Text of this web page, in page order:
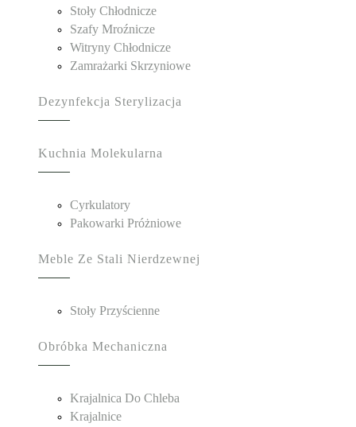
Stoły Chłodnicze
Szafy Mroźnicze
Witryny Chłodnicze
Zamrażarki Skrzyniowe
Dezynfekcja Sterylizacja
Kuchnia Molekularna
Cyrkulatory
Pakowarki Próżniowe
Meble Ze Stali Nierdzewnej
Stoły Przyścienne
Obróbka Mechaniczna
Krajalnica Do Chleba
Krajalnice